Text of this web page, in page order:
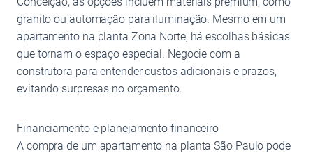
granito ou automação para iluminação. Mesmo em um
apartamento na planta Zona Norte, há escolhas básicas
que tornam o espaço especial. Negocie com a
construtora para entender custos adicionais e prazos,
evitando surpresas no orçamento.
Financiamento e planejamento financeiro
A compra de um apartamento na planta São Paulo pode